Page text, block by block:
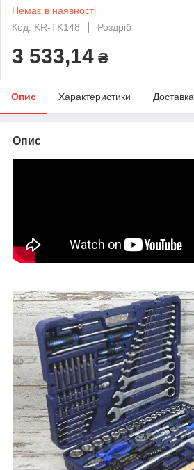
Немає в наявності
Код: KR-TK148
Роздріб
3 533,14 ₴
Опис Характеристики Доставка
Опис